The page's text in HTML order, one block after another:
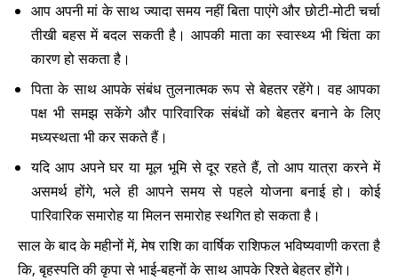
आप अपनी मां के साथ ज्यादा समय नहीं बिता पाएंगे और छोटी-मोटी चर्चा
तीखी बहस में बदल सकती है। आपकी माता का स्वास्थ्य भी चिंता का
कारण हो सकता है।
पिता के साथ आपके संबंध तुलनात्मक रूप से बेहतर रहेंगे। वह आपका
पक्ष भी समझ सकेंगे और पारिवारिक संबंधों को बेहतर बनाने के लिए
मध्यस्थता भी कर सकते हैं।
यदि आप अपने घर या मूल भूमि से दूर रहते हैं, तो आप यात्रा करने में
असमर्थ होंगे, भले ही आपने समय से पहले योजना बनाई हो। कोई
पारिवारिक समारोह या मिलन समारोह स्थगित हो सकता है।
साल के बाद के महीनों में, मेष राशि का वार्षिक राशिफल भविष्यवाणी करता है
कि, बृहस्पति की कृपा से भाई-बहनों के साथ आपके रिश्ते बेहतर होंगे।